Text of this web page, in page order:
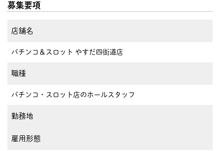
募集要項
店舗名
パチンコ＆スロット やすだ四街道店
職種
パチンコ・スロット店のホールスタッフ
勤務地
雇用形態